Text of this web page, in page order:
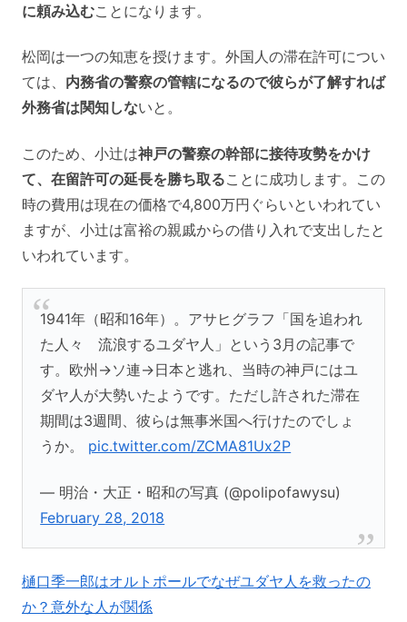
に頼み込むことになります。
松岡は一つの知恵を授けます。外国人の滞在許可につい
ては、 内務省の警察の管轄になるので彼らが了解すれば
外務省は関知しないと。
このため、小辻は神戸の警察の幹部に接待攻勢をかけ
て、在留許可の延長を勝ち取ることに成功します。この
時の費用は現在の価格で4,800万円ぐらいといわれてい
ますが、小辻は富裕の親戚からの借り入れで支出したと
いわれています。
1941年（昭和16年）。アサヒグラフ「国を追われ
た人々 流浪するユダヤ人」という3月の記事で
す。欧州→ソ連→日本と逃れ、当時の神戸にはユ
ダヤ人が大勢いたようです。ただし許された滞在
期間は3週間、彼らは無事米国へ行けたのでしょ
うか。 pic.twitter.com/ZCMA81Ux2P
— 明治・大正・昭和の写真 (@polipofawysu)
February 28, 2018
樋口季一郎はオルトポールでなぜユダヤ人を救ったの
か？意外な人が関係